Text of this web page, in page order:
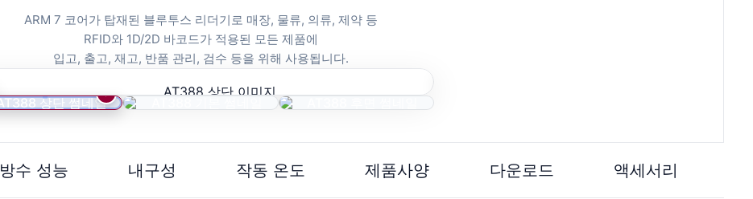
ARM 7 코어가 탑재된 블루투스 리더기로 매장, 물류, 의류, 제약 등
RFID와 1D/2D 바코드가 적용된 모든 제품에
입고, 출고, 재고, 반품 관리, 검수 등을 위해 사용됩니다.
방수 성능 내구성 작동 온도 제품사양 다운로드 액세서리